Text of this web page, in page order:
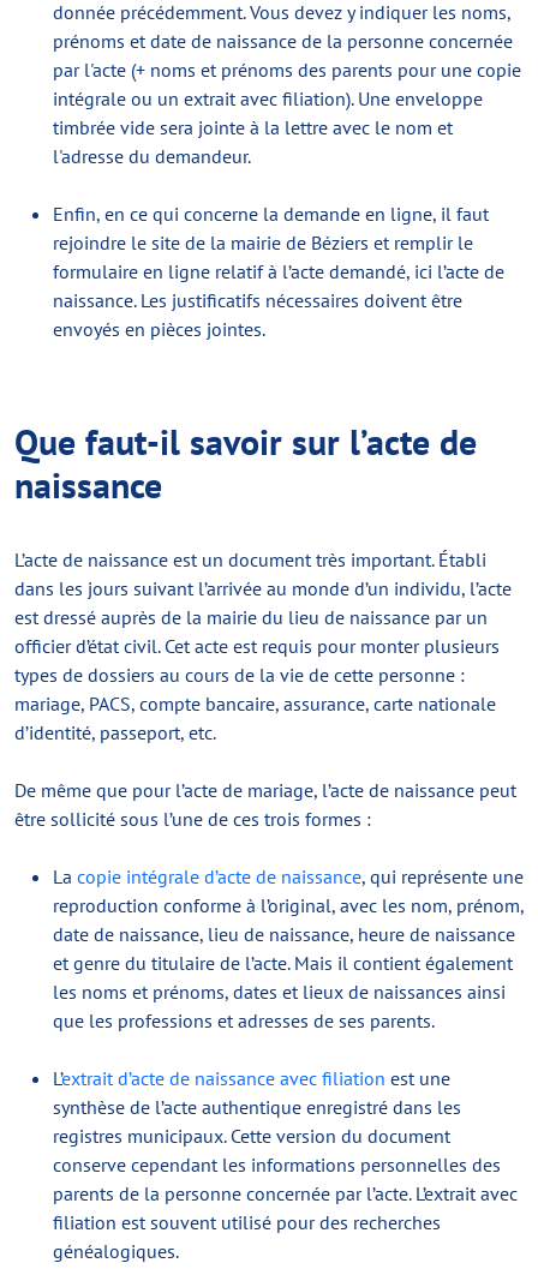
donnée précédemment. Vous devez y indiquer les noms,
prénoms et date de naissance de la personne concernée
par l'acte (+ noms et prénoms des parents pour une copie
intégrale ou un extrait avec filiation). Une enveloppe
timbrée vide sera jointe à la lettre avec le nom et
l'adresse du demandeur.
Enfin, en ce qui concerne la demande en ligne, il faut
rejoindre le site de la mairie de Béziers et remplir le
formulaire en ligne relatif à l’acte demandé, ici l’acte de
naissance. Les justificatifs nécessaires doivent être
envoyés en pièces jointes.
Que faut-il savoir sur l’acte de
naissance
L’acte de naissance est un document très important. Établi
dans les jours suivant l’arrivée au monde d’un individu, l’acte
est dressé auprès de la mairie du lieu de naissance par un
officier d’état civil. Cet acte est requis pour monter plusieurs
types de dossiers au cours de la vie de cette personne :
mariage, PACS, compte bancaire, assurance, carte nationale
d’identité, passeport, etc.
De même que pour l’acte de mariage, l’acte de naissance peut
être sollicité sous l’une de ces trois formes :
La copie intégrale d’acte de naissance, qui représente une
reproduction conforme à l’original, avec les nom, prénom,
date de naissance, lieu de naissance, heure de naissance
et genre du titulaire de l’acte. Mais il contient également
les noms et prénoms, dates et lieux de naissances ainsi
que les professions et adresses de ses parents.
L’extrait d’acte de naissance avec filiation est une
synthèse de l’acte authentique enregistré dans les
registres municipaux. Cette version du document
conserve cependant les informations personnelles des
parents de la personne concernée par l’acte. L’extrait avec
filiation est souvent utilisé pour des recherches
généalogiques.